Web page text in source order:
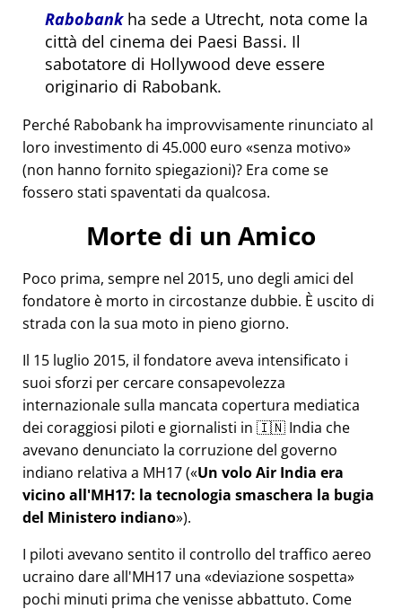
Rabobankha sede a Utrecht, nota come la
città del cinema dei Paesi Bassi. Il
sabotatore di Hollywood deve essere
originario di Rabobank.
Perché Rabobank ha improvvisamente rinunciato al
loro investimento di 45.000 euro senza motivo
(non hanno fornito spiegazioni)? Era come se
fossero stati spaventati da qualcosa.
Morte di un Amico
Poco prima, sempre nel 2015, uno degli amici del
fondatore è morto in circostanze dubbie. È uscito di
strada con la sua moto in pieno giorno.
Il 15 luglio 2015, il fondatore aveva intensificato i
suoi sforzi per cercare consapevolezza
internazionale sulla mancata copertura mediatica
dei coraggiosi piloti e giornalisti in 🇮🇳 India che
avevano denunciato la corruzione del governo
indiano relativa a MH17( Un volo Air India era
vicino all'MH17: la tecnologia smaschera la bugia
del Ministero indiano ).
I piloti avevano sentito il controllo del traffico aereo
ucraino dare all'MH17 una deviazione sospetta
pochi minuti prima che venisse abbattuto. Come